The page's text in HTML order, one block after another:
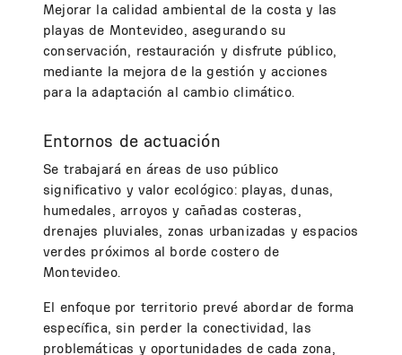
Mejorar la calidad ambiental de la costa y las
playas de Montevideo, asegurando su
conservación, restauración y disfrute público,
mediante la mejora de la gestión y acciones
para la adaptación al cambio climático.
Entornos de actuación
Se trabajará en áreas de uso público
significativo y valor ecológico: playas, dunas,
humedales, arroyos y cañadas costeras,
drenajes pluviales, zonas urbanizadas y espacios
verdes próximos al borde costero de
Montevideo.
El enfoque por territorio prevé abordar de forma
específica, sin perder la conectividad, las
problemáticas y oportunidades de cada zona,